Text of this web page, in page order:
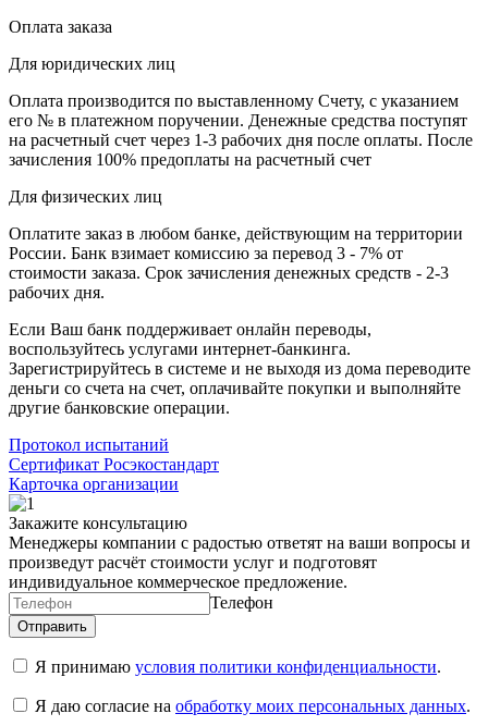
Оплата заказа
Для юридических лиц
Оплата производится по выставленному Счету, с указанием
его № в платежном поручении. Денежные средства поступят
на расчетный счет через 1-3 рабочих дня после оплаты. После
зачисления 100% предоплаты на расчетный счет
Для физических лиц
Оплатите заказ в любом банке, действующим на территории
России. Банк взимает комиссию за перевод 3 - 7% от
стоимости заказа. Срок зачисления денежных средств - 2-3
рабочих дня.
Если Ваш банк поддерживает онлайн переводы,
воспользуйтесь услугами интернет-банкинга.
Зарегистрируйтесь в системе и не выходя из дома переводите
деньги со счета на счет, оплачивайте покупки и выполняйте
другие банковские операции.
Протокол испытаний
Сертификат Росэкостандарт
Карточка организации
Закажите консультацию
Менеджеры компании с радостью ответят на ваши вопросы и
произведут расчёт стоимости услуг и подготовят
индивидуальное коммерческое предложение.
Телефон
Я принимаю условия политики конфиденциальности.
Я даю согласие на обработку моих персональных данных.